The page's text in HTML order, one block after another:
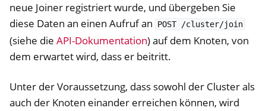
neue Joiner registriert wurde, und übergeben Sie
diese Daten an einen Aufruf an
POST /cluster/join
(siehe die API-Dokumentation) auf dem Knoten, von
dem erwartet wird, dass er beitritt.
Unter der Voraussetzung, dass sowohl der Cluster als
auch der Knoten einander erreichen können, wird